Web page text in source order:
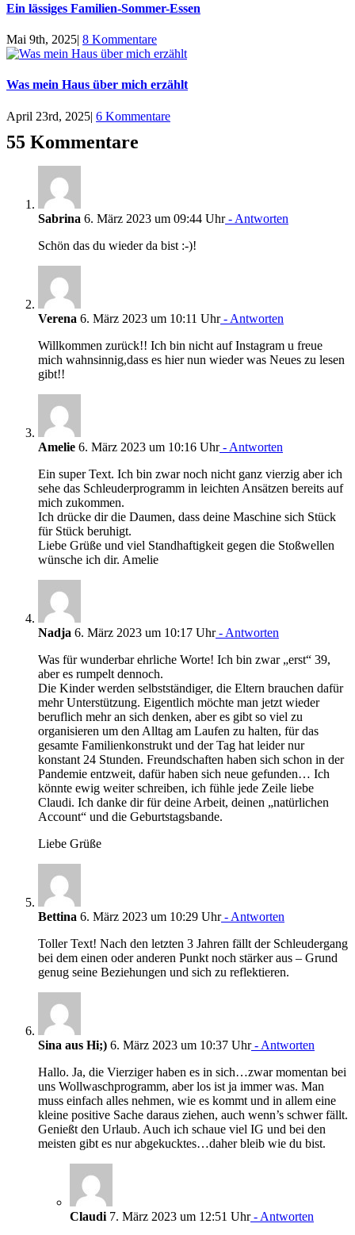
Ein lässiges Familien-Sommer-Essen
Mai 9th, 2025| 8 Kommentare
Was mein Haus über mich erzählt
April 23rd, 2025| 6 Kommentare
55 Kommentare
Sabrina 6. März 2023 um 09:44 Uhr- Antworten
Schön das du wieder da bist :-)!
Verena 6. März 2023 um 10:11 Uhr- Antworten
Willkommen zurück!! Ich bin nicht auf Instagram u freue
mich wahnsinnig,dass es hier nun wieder was Neues zu lesen
gibt!!
Amelie 6. März 2023 um 10:16 Uhr- Antworten
Ein super Text. Ich bin zwar noch nicht ganz vierzig aber ich
sehe das Schleuderprogramm in leichten Ansätzen bereits auf
mich zukommen.
Ich drücke dir die Daumen, dass deine Maschine sich Stück
für Stück beruhigt.
Liebe Grüße und viel Standhaftigkeit gegen die Stoßwellen
wünsche ich dir. Amelie
Nadja 6. März 2023 um 10:17 Uhr- Antworten
Was für wunderbar ehrliche Worte! Ich bin zwar „erst“ 39,
aber es rumpelt dennoch.
Die Kinder werden selbstständiger, die Eltern brauchen dafür
mehr Unterstützung. Eigentlich möchte man jetzt wieder
beruflich mehr an sich denken, aber es gibt so viel zu
organisieren um den Alltag am Laufen zu halten, für das
gesamte Familienkonstrukt und der Tag hat leider nur
konstant 24 Stunden. Freundschaften haben sich schon in der
Pandemie entzweit, dafür haben sich neue gefunden… Ich
könnte ewig weiter schreiben, ich fühle jede Zeile liebe
Claudi. Ich danke dir für deine Arbeit, deinen „natürlichen
Account“ und die Geburtstagsbande.
Liebe Grüße
Bettina 6. März 2023 um 10:29 Uhr- Antworten
Toller Text! Nach den letzten 3 Jahren fällt der Schleudergang
bei dem einen oder anderen Punkt noch stärker aus – Grund
genug seine Beziehungen und sich zu reflektieren.
Sina aus Hi;) 6. März 2023 um 10:37 Uhr- Antworten
Hallo. Ja, die Vierziger haben es in sich…zwar momentan bei
uns Wollwaschprogramm, aber los ist ja immer was. Man
muss einfach alles nehmen, wie es kommt und in allem eine
kleine positive Sache daraus ziehen, auch wenn’s schwer fällt.
Genießt den Urlaub. Auch ich schaue viel IG und bei den
meisten gibt es nur abgekucktes…daher bleib wie du bist.
Claudi 7. März 2023 um 12:51 Uhr- Antworten